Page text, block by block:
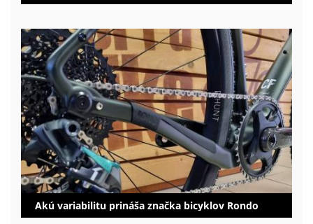
Akú variabilitu prináša značka bicyklov Rondo